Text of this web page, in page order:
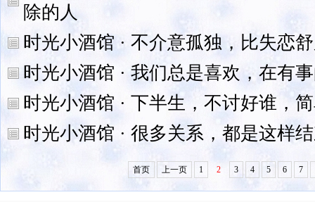
除的人
时光小酒馆 · 不介意孤独，比失恋
时光小酒馆 · 我们总是喜欢，在有
时光小酒馆 · 下半生，不讨好谁，
时光小酒馆 · 很多关系，都是这样
首页 上一页 1 2 3 4 5 6 7